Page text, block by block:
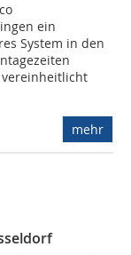
ein
System in den
mehr